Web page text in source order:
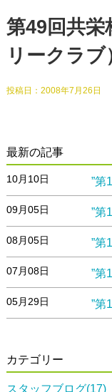
第49回共栄
リークラブ
投稿日： 2008年7月26日
最新の記事
10月10日 ”第
09月05日 ”第
08月05日 ”第
07月08日 ”第
05月29日 ”第
カテゴリー
スタッフブログ(17)